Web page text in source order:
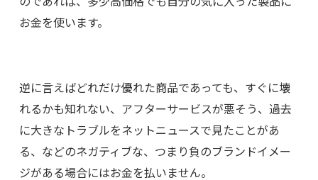
お金を使います。
逆に言えばどれだけ優れた商品であっても、すぐに壊
れるかも知れない、アフターサービスが悪そう、過去
に大きなトラブルをネットニュースで見たことがあ
る、などのネガティブな、つまり負のブランドイメー
ジがある場合にはお金を払いません。